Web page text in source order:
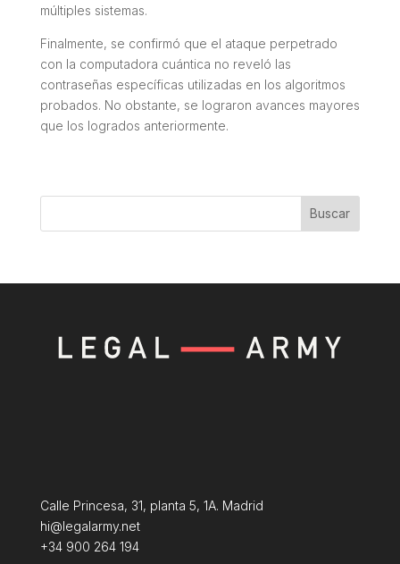
múltiples sistemas.
Finalmente, se confirmó que el ataque perpetrado
con la computadora cuántica no reveló las
contraseñas específicas utilizadas en los algoritmos
probados. No obstante, se lograron avances mayores
que los logrados anteriormente.
Buscar
Calle Princesa, 31, planta 5, 1A. Madrid
hi@legalarmy.net
+34 900 264 194